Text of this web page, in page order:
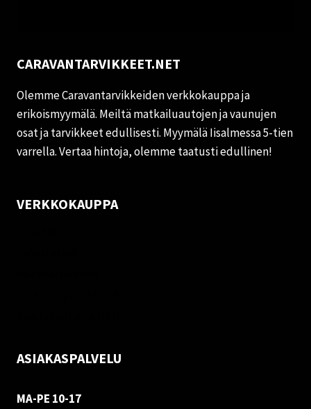
CARAVANTARVIKKEET.NET
Olemme Caravantarvikkeiden verkkokauppa ja
erikoismyymälä. Meiltä matkailuautojen ja vaunujen
osat ja tarvikkeet edullisesti. Myymälä Iisalmessa 5-tien
varrella. Vertaa hintoja, olemme taatusti edullinen!
VERKKOKAUPPA
ASIAKASPALVELU
MA-PE 10-17